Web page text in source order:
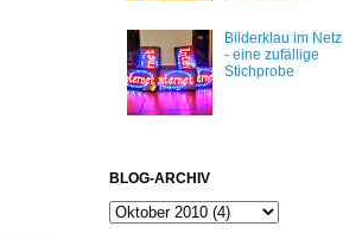
Bilderklau im Netz
- eine zufällige
Stichprobe
BLOG-ARCHIV